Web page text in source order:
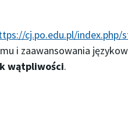
cj.po.edu.pl/
i zaawansowania
wątpliwości.